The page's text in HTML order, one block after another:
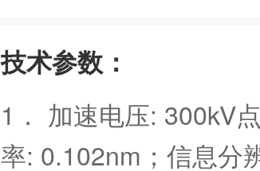
技术参数：
1． 加速电压: 300kV
率: 0.102nm；信息分